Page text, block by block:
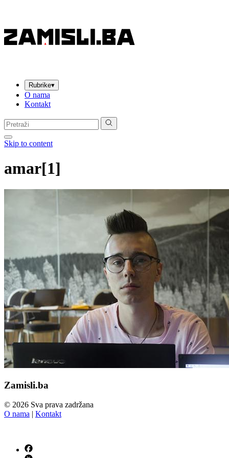
Rubrike▾
O nama
Kontakt
Pretraga:
Skip to content
amar[1]
Zamisli.ba
© 2026 Sva prava zadržana
O nama | Kontakt